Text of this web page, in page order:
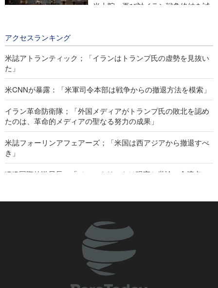
米上院、再び対イラン戦争終結を試
アクセスランキング
米誌アトランティック；「イランはトランプ氏の虚勢を見抜い
た」
米CNNが暴露：「米軍司令本部は戦争からの撤退方法を模索」
イラン革命防衛隊；「外国メディアがトランプ氏の敗北を認め
たのは、革命的メディアの聖なる努力の成果」
米誌フォーリンアフェアーズ；「米国は西アジアから撤退すべ
き」
IRIB国際放送局長；「ジャーナリストは現実と世論の合流点に
米上院、再び対イラン戦争終結を試みる
英労組10団体が、イラン攻撃を目的とした米国による英基地使